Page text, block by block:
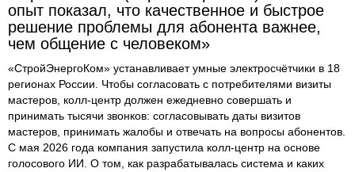
опыт показал, что качественное и быстрое
решение проблемы для абонента важнее,
чем общение с человеком»
«СтройЭнергоКом» устанавливает умные электросчётчики в 18
регионах России. Чтобы согласовать с потребителями визиты
мастеров, колл-центр должен ежедневно совершать и
принимать тысячи звонков: согласовывать даты визитов
мастеров, принимать жалобы и отвечать на вопросы абонентов.
С мая 2026 года компания запустила колл-центр на основе
голосового ИИ. О том, как разрабатывалась система и каких